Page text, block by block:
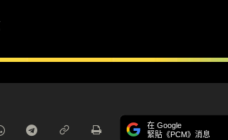
在 Google
緊貼《PCM》消息